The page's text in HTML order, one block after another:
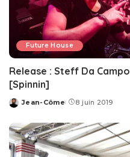
Future House
Release : Steff Da
[Spinnin]
Posted
Jean-Côme 8 juin 2019